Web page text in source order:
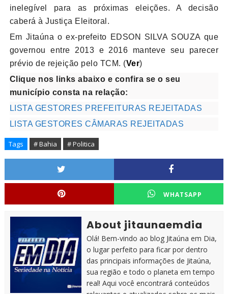
inelegível para as próximas eleições. A decisão
caberá à Justiça Eleitoral.
Em Jitaúna o ex-prefeito EDSON SILVA SOUZA que
governou entre 2013 e 2016 manteve seu parecer
prévio de rejeição pelo TCM. (Ver)
Clique nos links abaixo e confira se o seu
município consta na relação:
LISTA GESTORES PREFEITURAS REJEITADAS
LISTA GESTORES CÂMARAS REJEITADAS
Tags # Bahia # Politica
WHATSAPP
About jitaunaemdia
Olá! Bem-vindo ao blog Jitaúna em Dia,
o lugar perfeito para ficar por dentro
das principais informações de Jitaúna,
sua região e todo o planeta em tempo
real! Aqui você encontrará conteúdos